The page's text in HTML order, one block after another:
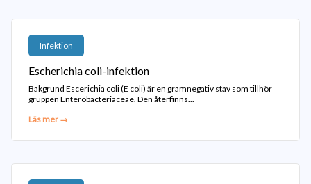
Infektion
Escherichia coli-infektion
Bakgrund Escerichia coli (E coli) är en gramnegativ stav som tillhör
gruppen Enterobacteriaceae. Den återfinns...
Läs mer →